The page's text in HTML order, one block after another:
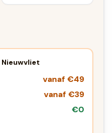
Nieuwvliet
vanaf €49
vanaf €39
€0